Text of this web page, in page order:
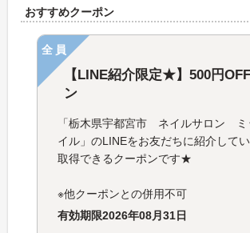
おすすめクーポン
全員
【LINE紹介限定★】500円
ン
「栃木県宇都宮市 ネイルサロン ミ
イル」のLINEをお友だちに紹介して
取得できるクーポンです★
※他クーポンとの併用不可
有効期限2026年08月31日